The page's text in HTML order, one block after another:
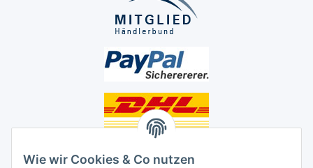
Wie wir Cookies & Co nutzen